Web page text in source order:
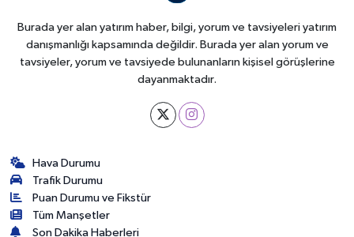
Burada yer alan yatırım haber, bilgi, yorum ve tavsiyeleri yatırım
danışmanlığı kapsamında değildir. Burada yer alan yorum ve
tavsiyeler, yorum ve tavsiyede bulunanların kişisel görüşlerine
dayanmaktadır.
Hava Durumu
Trafik Durumu
Puan Durumu ve Fikstür
Tüm Manşetler
Son Dakika Haberleri